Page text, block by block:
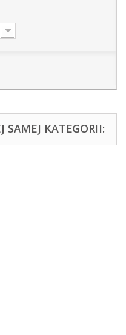
SAMEJ KATEGORII: